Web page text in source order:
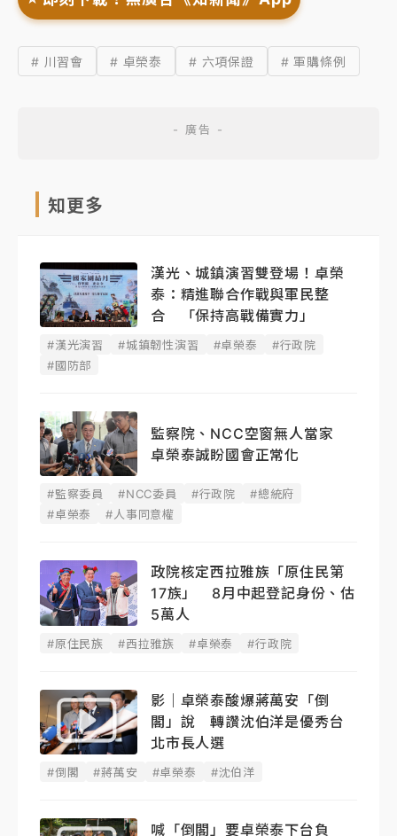
# 川習會 # 卓榮泰 # 六項保證 # 軍購條例
知更多
漢光、城鎮演習雙登場！卓榮
泰：精進聯合作戰與軍民整
合 「保持高戰備實力」
#漢光演習 #城鎮韌性演習 #卓榮泰
#行政院
#國防部
監察院、NCC空窗無人當家
卓榮泰誠盼國會正常化
#監察委員 #NCC委員 #行政院
#總統府
#卓榮泰
#人事同意權
政院核定西拉雅族「原住民第
17族」 8月中起登記身份、估
5萬人
#原住民族 #西拉雅族 #卓榮泰 #行政院
影｜卓榮泰酸爆蔣萬安「倒
閣」說 轉讚沈伯洋是優秀台
北市長人選
#倒閣 #蔣萬安 #卓榮泰 #沈伯洋
喊「倒閣」要卓榮泰下台負